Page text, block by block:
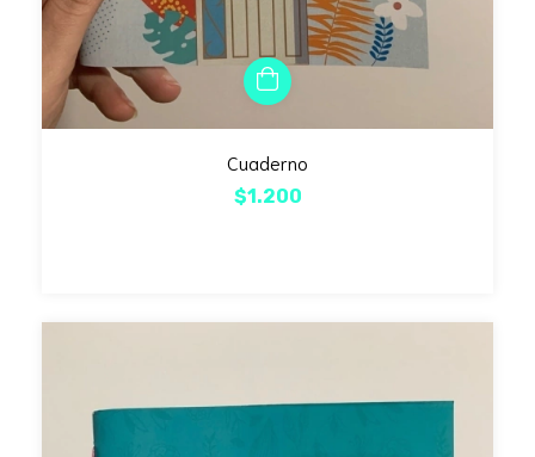
Cuaderno
$1.200